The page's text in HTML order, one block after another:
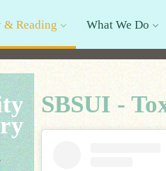
Reading What We Do
SBSUI -